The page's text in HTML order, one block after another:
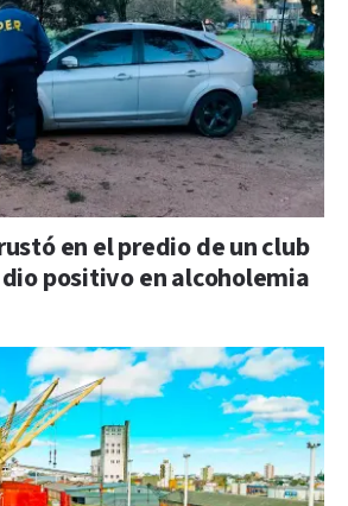
en el predio de un club
positivo en alcoholemia